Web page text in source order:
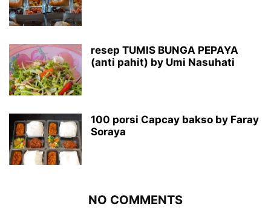
resep TUMIS BUNGA PEPAYA
(anti pahit) by Umi Nasuhati
100 porsi Capcay bakso by Faray
Soraya
NO COMMENTS